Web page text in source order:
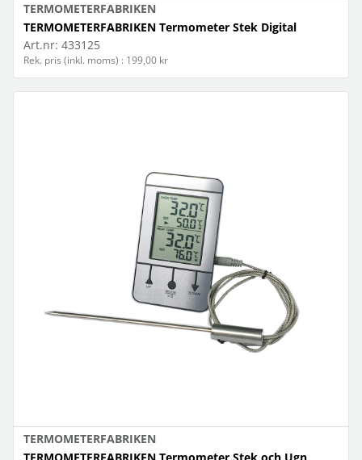
TERMOMETERFABRIKEN
TERMOMETERFABRIKEN Termometer Stek Digital
Art.nr: 433125
Rek. pris (inkl. moms) : 199,00 kr
TERMOMETERFABRIKEN